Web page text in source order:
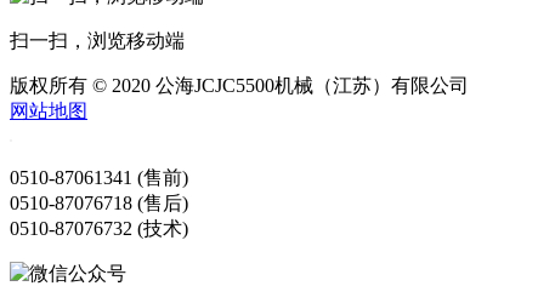
扫一扫，浏览移动端
版权所有 © 2020 公海JCJC5500机械（江苏）有限公司
网站地图
0510-87061341 (售前)
0510-87076718 (售后)
0510-87076732 (技术)